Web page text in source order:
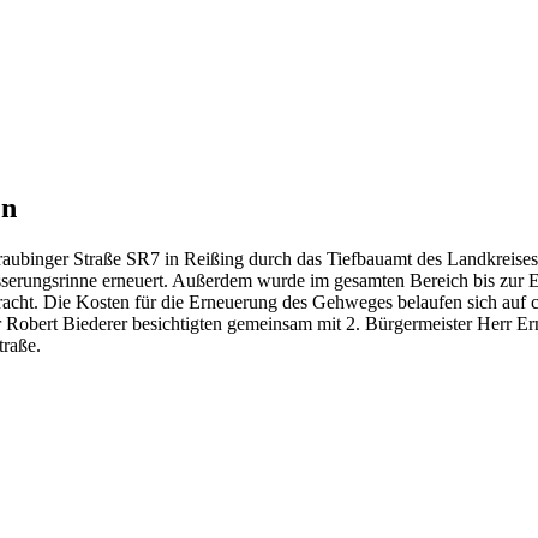
Straße SR7 in Reißing durch das Tiefbauamt des
erneuert. Außerdem wurde im gesamten Bereich bis
Die Kosten für die Erneuerung des Gehweges belaufen sich
Biederer besichtigten gemeinsam mit 2. Bürgermeister Herr